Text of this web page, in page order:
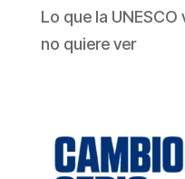
Lo que la
no quiere ver